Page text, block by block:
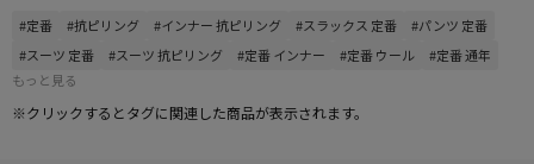
#定番 #抗ピリング #インナー 抗ピリング #スラックス 定番
#パンツ 定番
#スーツ 定番
#スーツ 抗ピリング #定番 インナー #定番 ウール
#定番 通年
もっと見る
※クリックするとタグに関連した商品が表示されます。